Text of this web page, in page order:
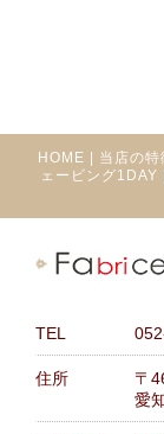
HOME 当店の特
ェービング1DAY
TEL
住所
〒
愛